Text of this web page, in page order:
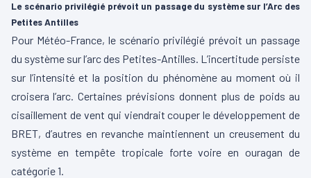
Le scénario privilégié prévoit un passage du système sur l’Arc des
PetitesAntilles
Pour Météo-France, le scénario privilégié prévoit un passage
du système sur l’arc des Petites-Antilles. L’incertitude persiste
sur l’intensité et la position du phénomène au moment où il
croisera l’arc. Certaines prévisions donnent plus de poids au
cisaillement de vent qui viendrait couper le développement de
BRET, d’autres en revanche maintiennent un creusement du
système en tempête tropicale forte voire en ouragan de
catégorie 1.